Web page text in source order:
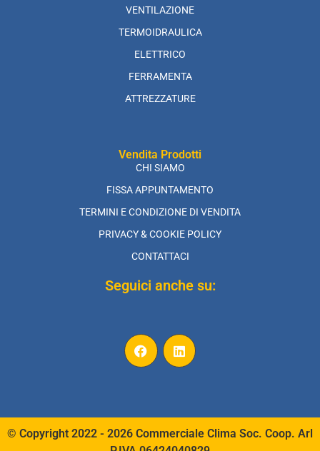
VENTILAZIONE
TERMOIDRAULICA
ELETTRICO
FERRAMENTA
ATTREZZATURE
Vendita Prodotti
CHI SIAMO
FISSA APPUNTAMENTO
TERMINI E CONDIZIONE DI VENDITA
PRIVACY & COOKIE POLICY
CONTATTACI
Seguici anche su:
© Copyright 2022 - 2026 Commerciale Clima Soc. Coop. Arl